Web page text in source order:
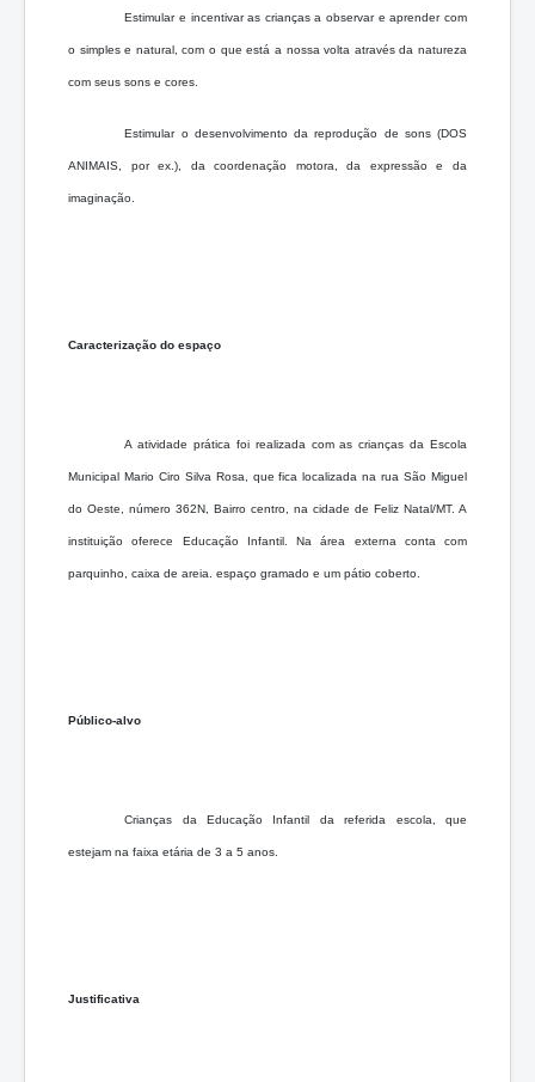
Estimular e incentivar as crianças a observar e aprender com
o simples e natural, com o que está a nossa volta através da natureza
com seus sons e cores.
Estimular o desenvolvimento da reprodução de sons (DOS
ANIMAIS, por ex.), da coordenação motora, da expressão e da
imaginação.
Caracterização do espaço
A atividade prática foi realizada com as crianças da Escola
Municipal Mario Ciro Silva Rosa, que fica localizada na rua São Miguel
do Oeste, número 362N, Bairro centro, na cidade de Feliz Natal/MT. A
instituição oferece Educação Infantil. Na área externa conta com
parquinho, caixa de areia. espaço gramado e um pátio coberto.
Público-alvo
Crianças da Educação Infantil da referida escola, que
estejam na faixa etária de 3 a 5 anos.
Justificativa